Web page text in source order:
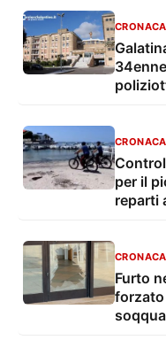
CRONACA
CRONACA
per il
reparti
CRONACA
Furto
forzato